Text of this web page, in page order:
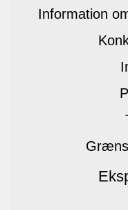
Information